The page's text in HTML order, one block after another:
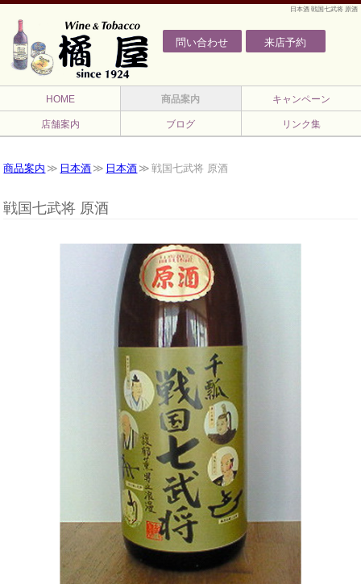
日本酒 戦国七武将 原酒
問い合わせ 来店予約
HOME 商品案内 キャンペーン
店舗案内 ブログ リンク集
商品案内 日本酒 日本酒 戦国七武将 原酒
戦国七武将 原酒